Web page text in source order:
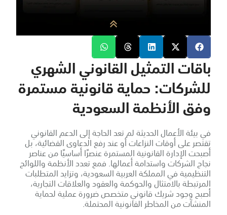
باقات التمثيل القانوني الشهري
للشركات: حماية قانونية مستمرة
وفق الأنظمة السعودية
في بيئة الأعمال الحديثة لم تعد الحاجة إلى الدعم القانوني
تقتصر على أوقات النزاعات أو عند رفع الدعاوى القضائية، بل
أصبحت الإدارة القانونية المستمرة عنصرًا أساسيًا من عناصر
نجاح الشركات واستدامة أعمالها. فمع تعدد الأنظمة واللوائح
التنظيمية في المملكة العربية السعودية، وتزايد المتطلبات
المرتبطة بالامتثال والحوكمة والعقود والعلاقات التجارية،
أصبح وجود شريك قانوني متخصص ضرورة عملية لحماية
المنشآت من المخاطر القانونية المحتملة.